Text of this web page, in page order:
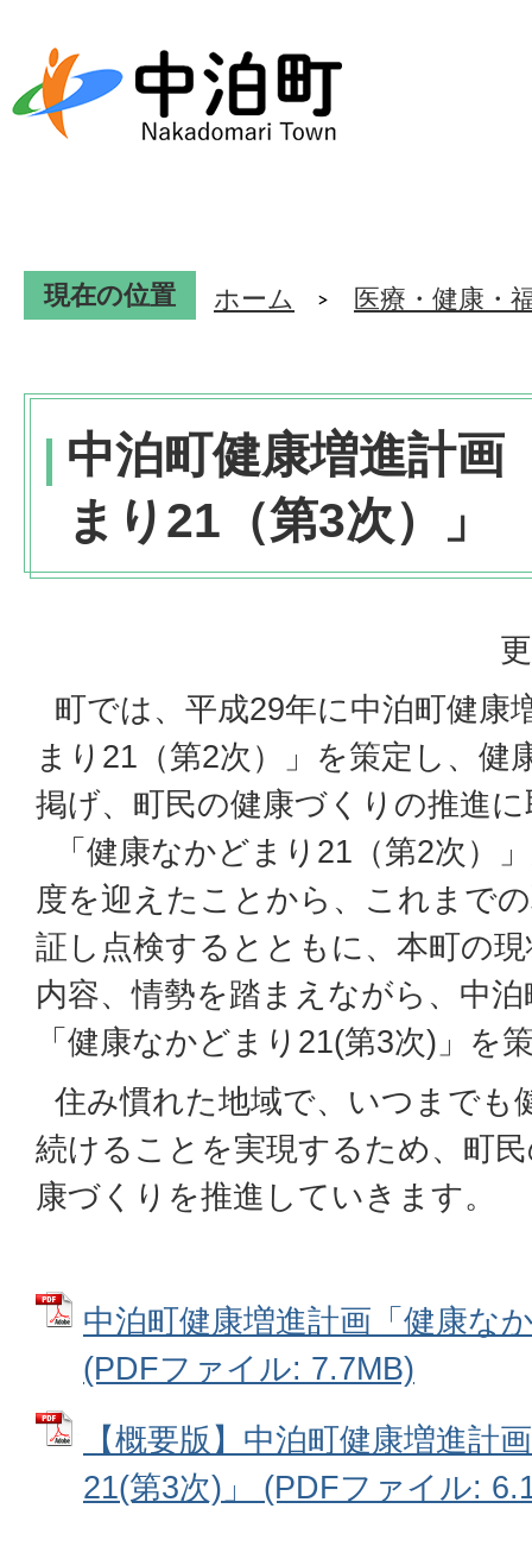
現在の位置 ホーム 医療・健康・
中泊町健康増進計画
まり21（第3次）」
町では、平成29年に中泊町健康
まり21（第2次）」を策定し、健
掲げ、町民の健康づくりの推進
「健康なかどまり21（第2次）
度を迎えたことから、これまで
証し点検するとともに、本町の
内容、情勢を踏まえながら、中
「健康なかどまり21(第3次)」を
住み慣れた地域で、いつまでも
続けることを実現するため、町
康づくりを推進していきます。
中泊町健康増進計画「健康な
(PDFファイル: 7.7MB)
【概要版】中泊町健康増進計
21(第3次)」 (PDFファイル: